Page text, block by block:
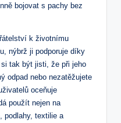
bojovat s pachy bez
k životnímu
nýbrž ji podporuje díky
tak být jisti, že při jeho
odpad nebo nezatěžujete
oceňuje
použít nejen na
podlahy, textilie a